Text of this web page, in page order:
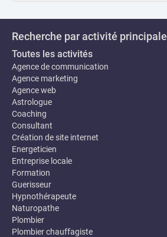
Recherche par activité principale
Toutes les activités
Agence de communication
Agence marketing
Agence web
Astrologue
Coaching
Consultant
Création de site internet
Energeticien
Entreprise locale
Formation
Guerisseur
Hypnothérapeute
Naturopathe
Plombier
Plombier chauffagiste